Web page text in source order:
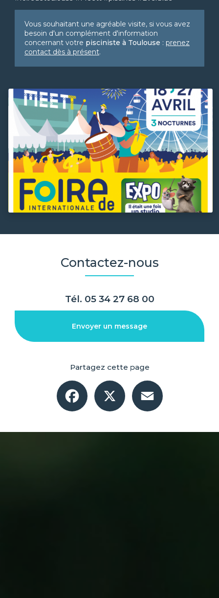
Vous souhaitant une agréable visite, si vous avez
besoin d'un complément d'information
concernant votre pisciniste à Toulouse : prenez
contact dès à présent.
Contactez-nous
Tél. 05 34 27 68 00
Envoyer un message
Partagez cette page
Facebook